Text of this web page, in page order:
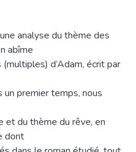
analyse du thème des
abîme
d’Adam, écrit par
un premier temps, nous
et du thème du rêve, en
dont